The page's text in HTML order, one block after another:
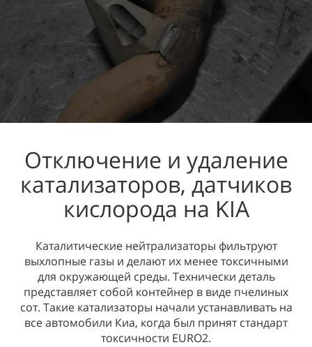
Отключение и удаление
катализаторов, датчиков
кислорода на KIA
Каталитические нейтрализаторы фильтруют
выхлопные газы и делают их менее токсичными
для окружающей среды. Технически деталь
представляет собой контейнер в виде пчелиных
сот. Такие катализаторы начали устанавливать на
все автомобили Киа, когда был принят стандарт
токсичности EURO2.